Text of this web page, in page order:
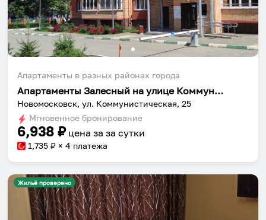
Апартаменты в разных районах города
Апартаменты Залесный на улице Коммунистическая
Новомосковск, ул. Коммунистическая, 25
Мгновенное бронирование
6,938 ₽ цена за за сутки
1,735 ₽ × 4 платежа
Жильё проверено